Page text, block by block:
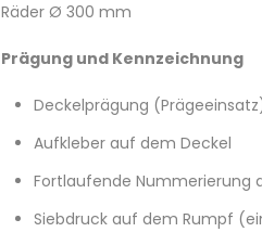
Räder Ø 300 mm
Prägung und Kennzeichnung
Deckelprägung
Aufkleber auf dem Deckel
Fortlaufende Nummerierung
Siebdruck auf dem Rumpf